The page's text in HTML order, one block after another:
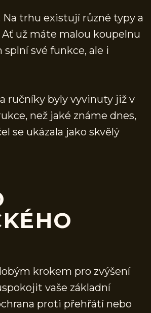
Na trhu existují různé typy a
už máte malou koupelnu
své funkce, ale i
ručníky byly vyvinuty již v
než jaké známe dnes,
se ukázala jako skvělý
krokem pro zvýšení
vaše základní
proti přehřátí nebo